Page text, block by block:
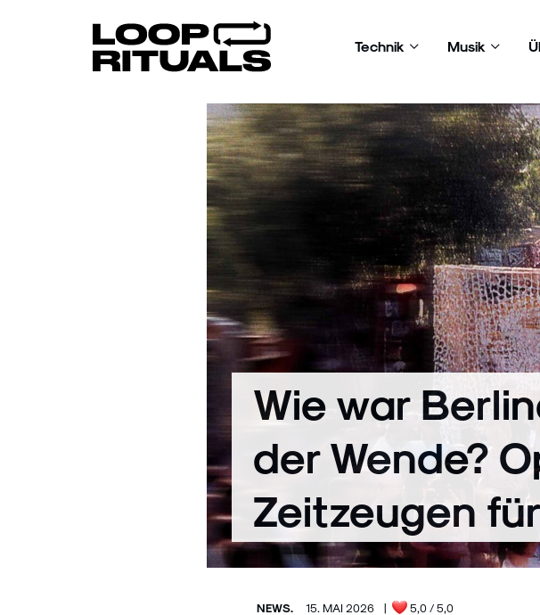
Technik Musik
Wie war
der Wende?
Zeitzeugen
NEWS. 15. MAI 2026 | 5,0 / 5,0